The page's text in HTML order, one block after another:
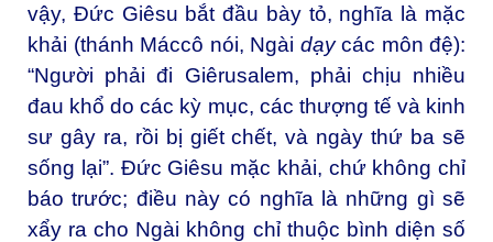
vậy, Đức Giêsu bắt đầu bày tỏ, nghĩa là mặc
khải (thánh Máccô nói, Ngài dạycác môn đệ):
“Người phải đi Giêrusalem, phải chịu nhiều
đau khổ do các kỳ mục, các thượng tế và kinh
sư gây ra, rồi bị giết chết, và ngày thứ ba sẽ
sống lại”. Đức Giêsu mặc khải, chứ không chỉ
báo trước; điều này có nghĩa là những gì sẽ
xẩy ra cho Ngài không chỉ thuộc bình diện số